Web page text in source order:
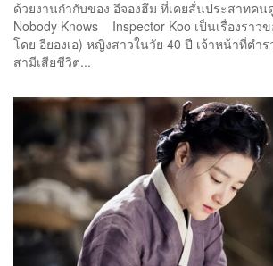
ด้วยงานกำกับของ อีจองฮึม ที่เคยสั่นประสาทค
Nobody Knows Inspector Koo เป็นเรื่องราว
โดย อียองเอ) หญิงสาวในวัย 40 ปี เจ้าหน้าที่ตำ
สามีเสียชีวิต...